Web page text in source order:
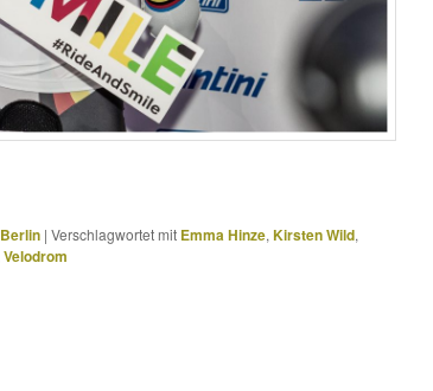
Berlin | Verschlagwortet mit Emma Hinze, Kirsten Wild,
Velodrom